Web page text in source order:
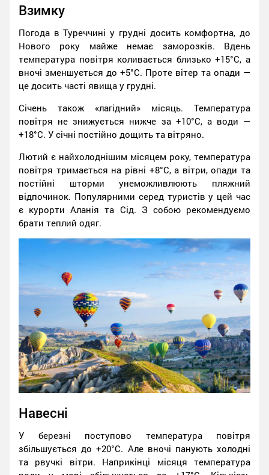
Взимку
Погода в Туреччині у грудні досить комфортна, до
Нового року майже немає заморозків. Вдень
температура повітря коливається близько +15°C, а
вночі зменшується до +5°C. Проте вітер та опади —
це досить часті явища у грудні.
Січень також «лагідний» місяць. Температура
повітря не знижується нижче за +10°C, а води —
+18°C. У січні постійно дощить та вітряно.
Лютий є найхолоднішим місяцем року, температура
повітря тримається на рівні +8°C, а вітри, опади та
постійні шторми унеможливлюють пляжний
відпочинок. Популярними серед туристів у цей час
є курорти Аланія та Сід. З собою рекомендуємо
брати теплий одяг.
Навесні
У березні поступово температура повітря
збільшується до +20°C. Але вночі панують холодні
та рвучкі вітри. Наприкінці місяця температура